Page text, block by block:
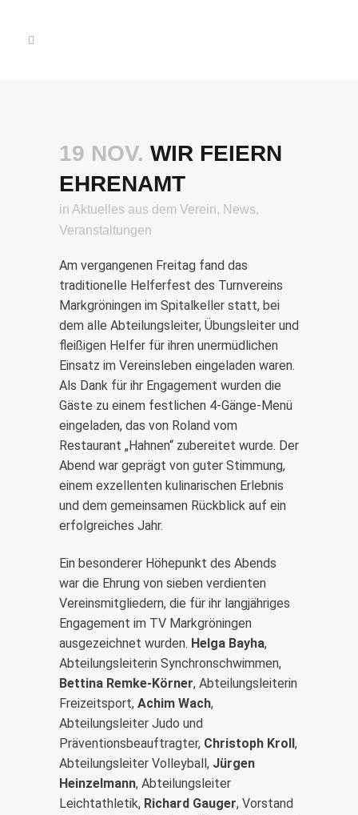
19 NOV. WIR FEIERN
EHRENAMT
in Aktuelles aus dem Verein, News,
Veranstaltungen
Am vergangenen Freitag fand das
traditionelle Helferfest des Turnvereins
Markgröningen im Spitalkeller statt, bei
dem alle Abteilungsleiter, Übungsleiter und
fleißigen Helfer für ihren unermüdlichen
Einsatz im Vereinsleben eingeladen waren.
Als Dank für ihr Engagement wurden die
Gäste zu einem festlichen 4-Gänge-Menü
eingeladen, das von Roland vom
Restaurant „Hahnen“ zubereitet wurde. Der
Abend war geprägt von guter Stimmung,
einem exzellenten kulinarischen Erlebnis
und dem gemeinsamen Rückblick auf ein
erfolgreiches Jahr.
Ein besonderer Höhepunkt des Abends
war die Ehrung von sieben verdienten
Vereinsmitgliedern, die für ihr langjähriges
Engagement im TV Markgröningen
ausgezeichnet wurden. Helga Bayha,
Abteilungsleiterin Synchronschwimmen,
Bettina Remke-Körner, Abteilungsleiterin
Freizeitsport, Achim Wach,
Abteilungsleiter Judo und
Präventionsbeauftragter, Christoph Kroll,
Abteilungsleiter Volleyball, Jürgen
Heinzelmann, Abteilungsleiter
Leichtathletik, Richard Gauger, Vorstand